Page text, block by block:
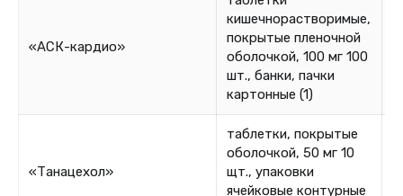
«АСК-кардио»
кишечнорастворимые,
покрытые пленочной
оболочкой, 100 мг 100
шт., банки, пачки
картонные (1)
«Танацехол»
таблетки, покрытые
оболочкой, 50 мг 10
щт., упаковки
ячейковые контурные